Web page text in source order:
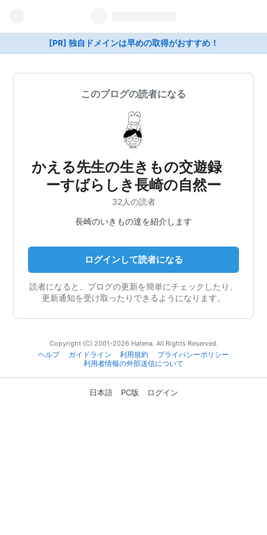
[PR] 独自ドメインは早めの取得がおすすめ！
このブログの読者になる
かえる先生の生きもの交遊録
ーすばらしき長崎の自然ー
32人の読者
長崎のいきもの達を紹介します
ログインして読者になる
読者になると、ブログの更新を簡単にチェックしたり、
更新通知を受け取ったりできるようになります。
Copyright (C) 2001-2026 Hatena. All Rights Reserved.
ヘルプ
ガイドライン 利用規約
プライバシーポリシー
利用者情報の外部送信について
日本語 PC版 ログイン